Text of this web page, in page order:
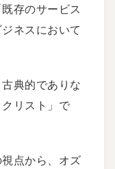
存のサービス
ネスにおいて
典的でありな
リスト」で
点から、オズ